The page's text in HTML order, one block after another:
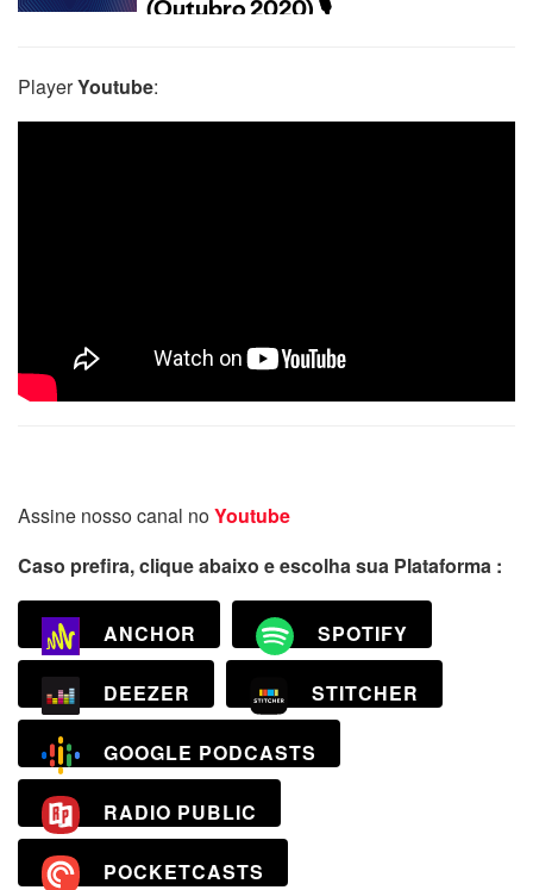
PlayerYoutube:
Assine nosso canal noYoutube
Caso prefira, clique abaixo e escolha sua Plataforma :
ANCHOR SPOTIFY
DEEZER STITCHER
GOOGLE PODCASTS
RADIO PUBLIC
POCKETCASTS